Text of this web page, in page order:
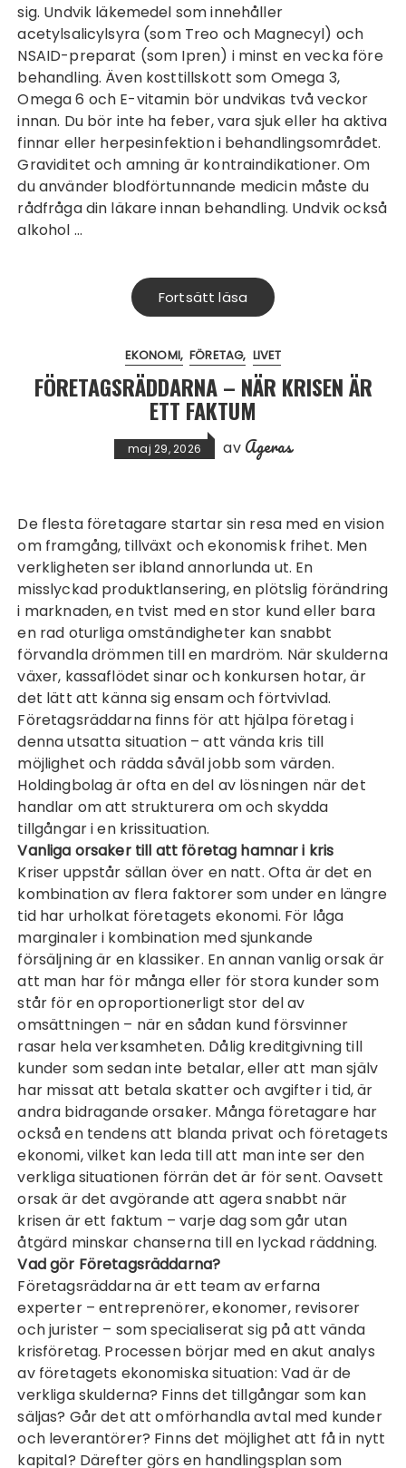
sig. Undvik läkemedel som innehåller
acetylsalicylsyra (som Treo och Magnecyl) och
NSAID-preparat (som Ipren) i minst en vecka före
behandling. Även kosttillskott som Omega 3,
Omega 6 och E-vitamin bör undvikas två veckor
innan. Du bör inte ha feber, vara sjuk eller ha aktiva
finnar eller herpesinfektion i behandlingsområdet.
Graviditet och amning är kontraindikationer. Om
du använder blodförtunnande medicin måste du
rådfråga din läkare innan behandling. Undvik också
alkohol …
Fortsätt läsa
EKONOMI FÖRETAG LIVET
FÖRETAGSRÄDDARNA – NÄR KRISEN ÄR
ETT FAKTUM
maj 29, 2026 av Ageras
De flesta företagare startar sin resa med en vision
om framgång, tillväxt och ekonomisk frihet. Men
verkligheten ser ibland annorlunda ut. En
misslyckad produktlansering, en plötslig förändring
i marknaden, en tvist med en stor kund eller bara
en rad oturliga omständigheter kan snabbt
förvandla drömmen till en mardröm. När skulderna
växer, kassaflödet sinar och konkursen hotar, är
det lätt att känna sig ensam och förtvivlad.
Företagsräddarnafinns för att hjälpa företag i
denna utsatta situation – att vända kris till
möjlighet och rädda såväl jobb som värden.
Holdingbolagär ofta en del av lösningen när det
handlar om att strukturera om och skydda
tillgångar i en krissituation.
Vanliga orsaker till att företag hamnar i kris
Kriser uppstår sällan över en natt. Ofta är det en
kombination av flera faktorer som under en längre
tid har urholkat företagets ekonomi. För låga
marginaler i kombination med sjunkande
försäljning är en klassiker. En annan vanlig orsak är
att man har för många eller för stora kunder som
står för en oproportionerligt stor del av
omsättningen – när en sådan kund försvinner
rasar hela verksamheten. Dålig kreditgivning till
kunder som sedan inte betalar, eller att man själv
har missat att betala skatter och avgifter i tid, är
andra bidragande orsaker. Många företagare har
också en tendens att blanda privat och företagets
ekonomi, vilket kan leda till att man inte ser den
verkliga situationen förrän det är för sent. Oavsett
orsak är det avgörande att agera snabbt när
krisen är ett faktum – varje dag som går utan
åtgärd minskar chanserna till en lyckad räddning.
Vad gör Företagsräddarna?
Företagsräddarna är ett team av erfarna
experter – entreprenörer, ekonomer, revisorer
och jurister – som specialiserat sig på att vända
krisföretag. Processen börjar med en akut analys
av företagets ekonomiska situation: Vad är de
verkliga skulderna? Finns det tillgångar som kan
säljas? Går det att omförhandla avtal med kunder
och leverantörer? Finns det möjlighet att få in nytt
kapital? Därefter görs en handlingsplan som